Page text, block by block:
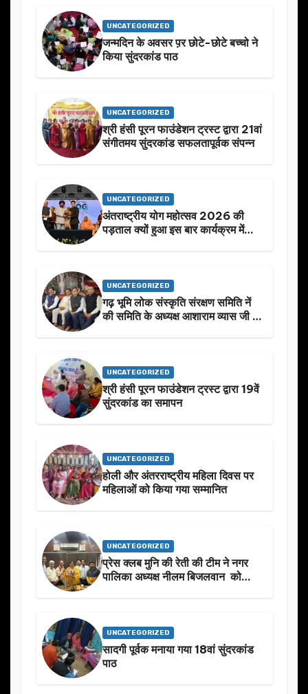
UNCATEGORIZED
जन्मदिन के अवसर प़र छोटे-छोटे बच्चो ने
किया सुंदरकांड पाठ
UNCATEGORIZED
श्री हंसी पूरन फाउंडेशन ट्रस्ट द्वारा 21वां
संगीतमय सुंदरकांड सफलतापूर्वक संपन्न
UNCATEGORIZED
अंतराष्ट्रीय योग महोत्सव 2026 की
पड़ताल क्यों हुआ इस बार कार्यक्रम में
UNCATEGORIZED
गढ़ भूमि लोक संस्कृति संरक्षण समिति नें
की समिति के अध्यक्ष आशाराम व्यास जी के
UNCATEGORIZED
श्री हंसी पूरन फाउंडेशन ट्रस्ट द्वारा 19वें
सुंदरकांड का समापन
UNCATEGORIZED
होली और अंतरराष्ट्रीय महिला दिवस पर
महिलाओं को किया गया सम्मानित
UNCATEGORIZED
प्रेस क्लब मुनि की रेती की टीम ने नगर
पालिका अध्यक्ष नीलम बिजलवान को
UNCATEGORIZED
सादगी पूर्वक मनाया गया 18वां सुंदरकांड
पाठ